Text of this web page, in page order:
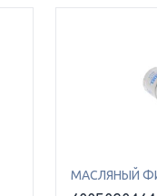
МАСЛЯНЫЙ